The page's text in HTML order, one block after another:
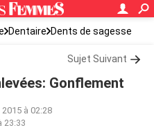
Dentaire Dents de sagesse
Sujet Suivant
Gonflement
à 02:28
23:33